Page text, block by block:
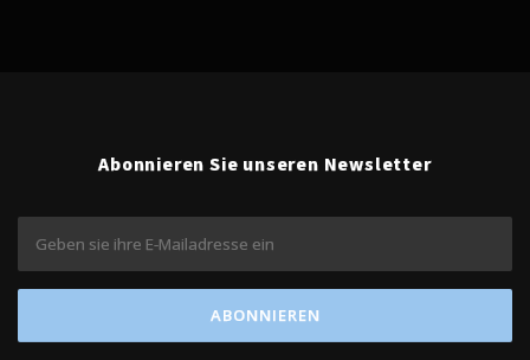
Abonnieren Sie unseren Newsletter